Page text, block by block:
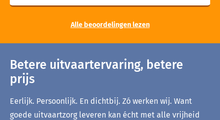
Alle beoordelingen lezen
Betere uitvaartervaring, betere
prijs
Eerlijk. Persoonlijk. En dichtbij. Zó werken wij. Want
goede uitvaartzorg leveren kan écht met alle vrijheid